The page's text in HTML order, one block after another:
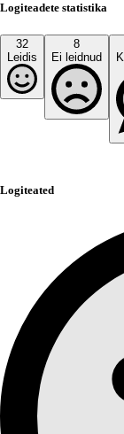
Logiteadete statistika
32
Leidis
8
Ei leidnud
Logiteated